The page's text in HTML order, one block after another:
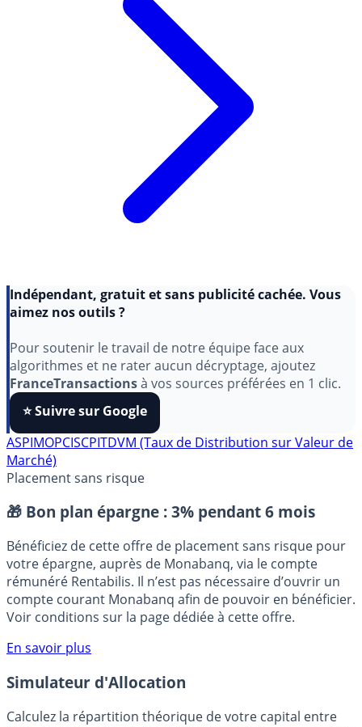
Indépendant, gratuit et sans publicité cachée. Vous
Pour soutenir le travail de notre équipe face aux
algorithmes et ne rater aucun décryptage, ajoutez
FranceTransactionsà vos sources préférées en 1 clic.
⭐️ Suivre sur Google
ASPIMOPCI
Marché)
Placement sans risque
🎁 Bon plan épargne : 3% pendant 6 mois
Bénéficiez de cette offre de placement sans risque pour
votre épargne, auprès de Monabanq, via le compte
rémunéré Rentabilis. Il n’est pas nécessaire d’ouvrir un
compte courant Monabanq afin de pouvoir en bénéficier.
Voir conditions sur la page dédiée à cette offre.
En savoir plus
Simulateur d'Allocation